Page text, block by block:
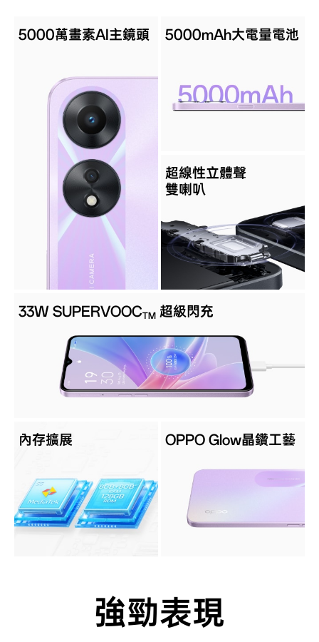
33W SUPERVOOCTM超級閃充
5000萬畫素AI主鏡頭
超線性立體聲
雙喇叭
OPPO Glow晶鑽工藝
內存擴展
5000mAh大電量電池
強勁表現